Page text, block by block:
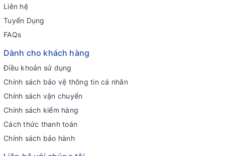
Liên hệ
Tuyển Dụng
FAQs
Dành cho khách hàng
Điều khoản sử dụng
Chính sách bảo vệ thông tin cá nhân
Chính sách vận chuyển
Chính sách kiểm hàng
Cách thức thanh toán
Chính sách bảo hành